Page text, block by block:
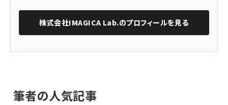
株式会社IMAGICA Lab.のプロフィールを見る
筆者の人気記事